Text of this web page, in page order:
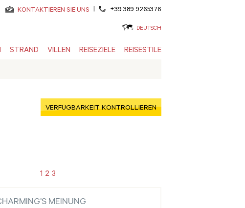
KONTAKTIEREN SIE UNS | +39 389 9265376
DEUTSCH
STRAND VILLEN REISEZIELE REISESTILE
VERFÜGBARKEIT KONTROLLIEREN
1 2 3
MEINUNG